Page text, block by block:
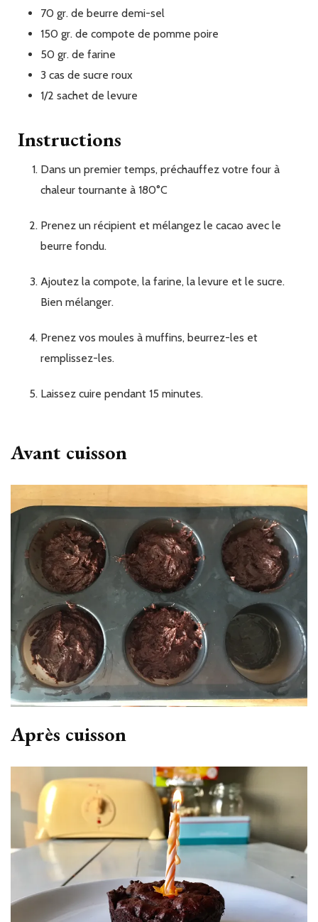
70 gr. de beurre demi-sel
150 gr. de compote de pomme poire
50 gr. de farine
3 cas de sucre roux
1/2 sachet de levure
Instructions
Dans un premier temps, préchauffez votre four à
chaleur tournante à 180°C
Prenez un récipient et mélangez le cacao avec le
beurre fondu.
Ajoutez la compote, la farine, la levure et le sucre.
Bien mélanger.
Prenez vos moules à muffins, beurrez-les et
remplissez-les.
Laissez cuire pendant 15 minutes.
Avant cuisson
Après cuisson